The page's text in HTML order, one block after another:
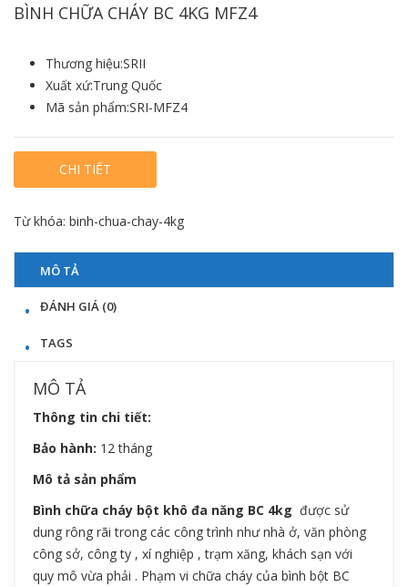
BÌNH CHỮA CHÁY BC 4KG MFZ4
Thương hiệu:SRII
Xuất xứ:Trung Quốc
Mã sản phẩm:SRI-MFZ4
CHI TIẾT
Từ khóa: binh-chua-chay-4kg
MÔ TẢ
ĐÁNH GIÁ (0)
TAGS
MÔ TẢ
Thông tin chi tiết:
Bảo hành: 12 tháng
Mô tả sản phẩm
Bình chữa cháy bột khô đa năng BC 4kg được sử
dung rông rãi trong các công trình như nhà ở, văn phòng
công sở, công ty , xí nghiệp , trạm xăng, khách sạn với
quy mô vừa phải . Phạm vi chữa cháy của bình bột BC